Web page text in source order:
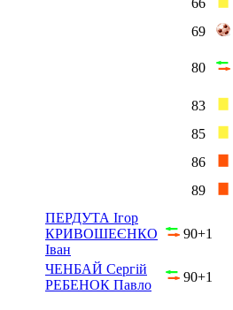
69
80
83
85
86
89
ПЕРДУТА Ігор
КРИВОШЕЄНКО
Іван
90+1
ЧЕНБАЙ Сергій
РЕБЕНОК Павло
90+1